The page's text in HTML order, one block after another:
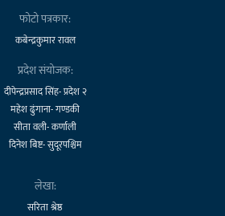
फोटो पत्रकार:
कबेन्द्रकुमार रावल
प्रदेश संयोजक:
दीपेन्द्रप्रसाद सिंह- प्रदेश २
महेश ढुंगाना- गण्डकी
सीता वली- कर्णाली
दिनेश बिष्ट- सुदूरपश्चिम
लेखा:
सरिता श्रेष्ठ